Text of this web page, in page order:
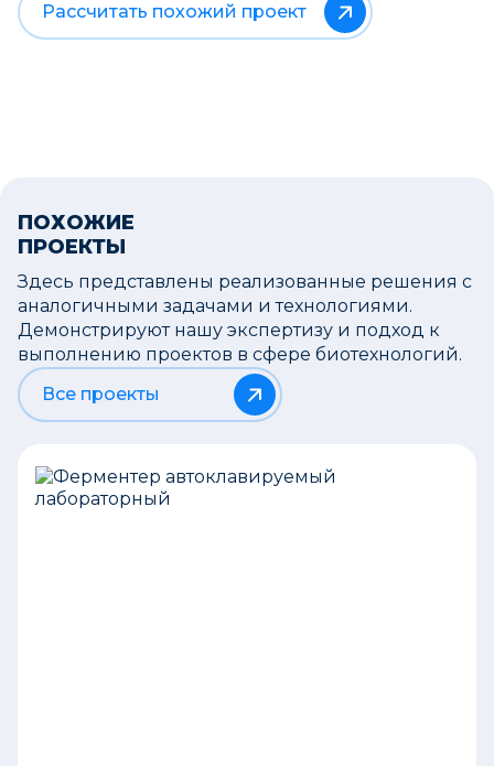
Рассчитать похожий проект
ПОХОЖИЕ
ПРОЕКТЫ
Здесь представлены реализованные решения с
аналогичными задачами и технологиями.
Демонстрируют нашу экспертизу и подход к
выполнению проектов в сфере биотехнологий.
Все проекты